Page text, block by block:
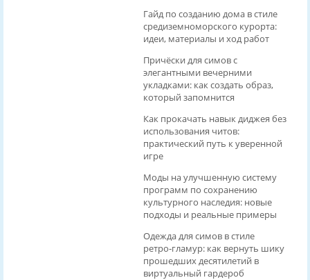
Гайд по созданию дома в стиле
средиземноморского курорта:
идеи, материалы и ход работ
Причёски для симов с
элегантными вечерними
укладками: как создать образ,
который запомнится
Как прокачать навык диджея без
использования читов:
практический путь к уверенной
игре
Моды на улучшенную систему
программ по сохранению
культурного наследия: новые
подходы и реальные примеры
Одежда для симов в стиле
ретро‑гламур: как вернуть шику
прошедших десятилетий в
виртуальный гардероб